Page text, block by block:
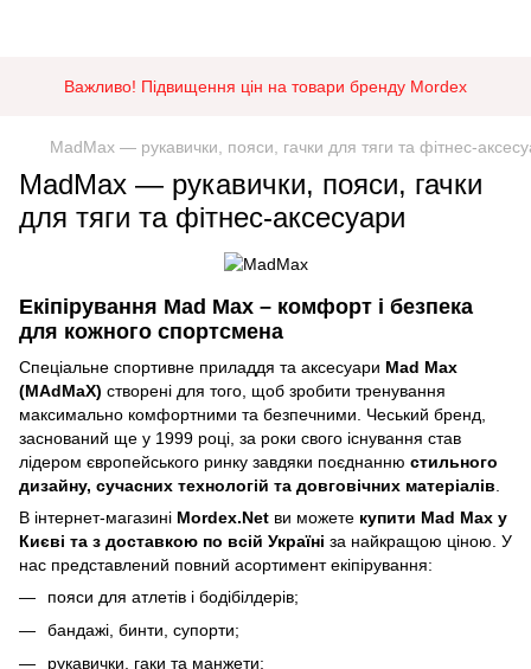
Важливо! Підвищення цін на товари бренду Mordex
MadMax — рукавички, пояси, гачки для тяги та фітнес-
MadMax — рукавички, пояси, гачки
для тяги та фітнес-аксесуари
Екіпірування Mad Max – комфорт і безпека
для кожного спортсмена
Спеціальне спортивне приладдя та аксесуари Mad Max
(MAdMaX) створені для того, щоб зробити тренування
максимально комфортними та безпечними. Чеський бренд,
заснований ще у 1999 році, за роки свого існування став
лідером європейського ринку завдяки поєднанню стильного
дизайну, сучасних технологій та довговічних матеріалів
В інтернет-магазині Mordex.Net ви можете купити Mad Max у
Києві та з доставкою по всій Україні за найкращою ціною. У
нас представлений повний асортимент екіпірування:
пояси для атлетів і бодібілдерів;
бандажі, бинти, супорти;
рукавички, гаки та манжети;